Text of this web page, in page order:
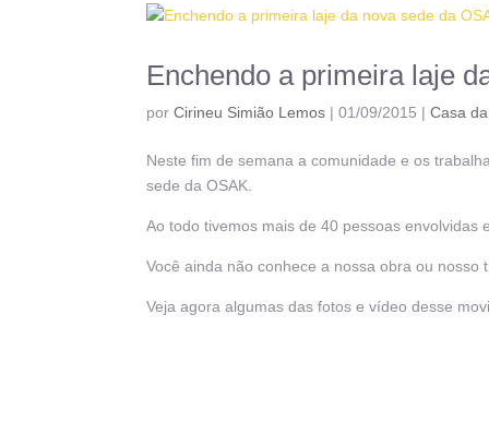
Enchendo a primeira laje
porCirineu Simião Lemos |01/09/2015 |Casa
Neste fim de semana a comunidade e os
sede da OSAK.
Ao todo tivemos mais de 40 pessoas envolvidas
Você ainda não conhece a nossa obra ou
Veja agora algumas das fotos e vídeo desse